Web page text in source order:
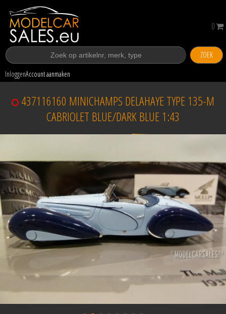
ZOEK
InloggenAccount aanmaken
0
437116160 MINICHAMPS DELAHAYE TYPE 135-M
CABRIOLET BLUE/DARK BLUE 1:43
Verkocht